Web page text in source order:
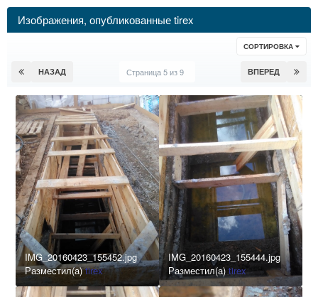
Изображения, опубликованные tirex
СОРТИРОВКА
НАЗАД ВПЕРЕД
Страница 5 из 9
IMG_20160423_155452.jpg
Разместил(а)tirex
IMG_20160423_155444.jpg
Разместил(а)tirex